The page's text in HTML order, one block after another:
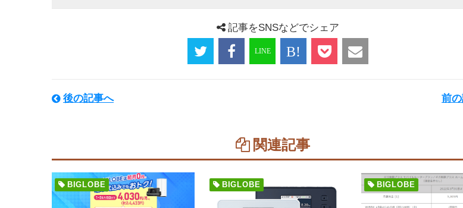
記事をSNSなどでシェア
後の記事へ 前
関連記事
BIGLOBE BIGLOBE BIGLOBE